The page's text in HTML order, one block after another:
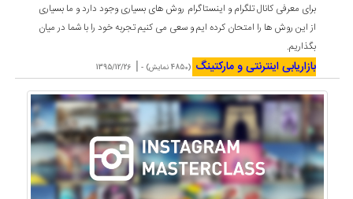
برای معرفی کانال تلگرام و اینستاگرام روش های بسیاری وجود دارد و ما بسیاری
از این روش ها را امتحان کرده ایم و سعی می کنیم تجربه خود را با شما در میان
بگذاریم.
بازاریابی اینترنتی و مارکتینگ (4850 نمایش) - |
1395/12/26